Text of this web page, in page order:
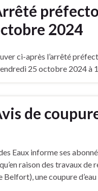
2024
ci-après l’arrêté
25 octobre 2024 à
de
Eaux informe ses
raison des travaux
Belfort), une coupure